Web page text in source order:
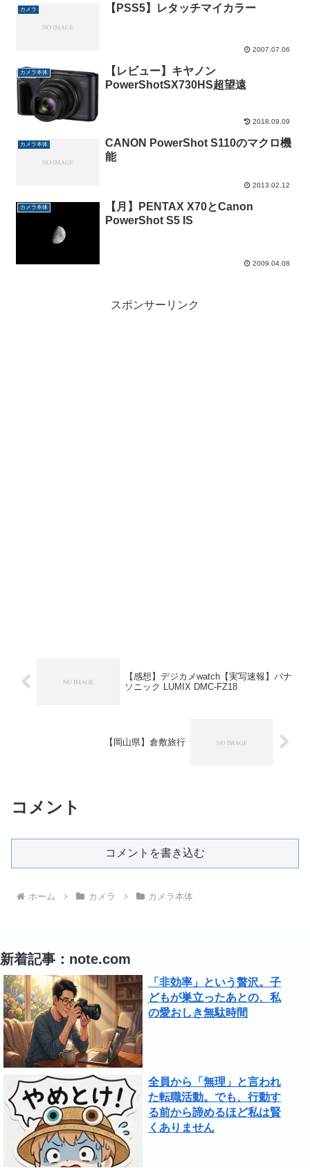
カメラ 【PSS5】レタッチマイカラー
2007.07.06
カメラ本体
【レビュー】キヤノン
PowerShotSX730HS超望遠
2018.09.09
カメラ本体
CANON PowerShot S110のマクロ機
能
2013.02.12
カメラ本体
【月】PENTAX X70とCanon
PowerShot S5 IS
2009.04.08
スポンサーリンク
【感想】デジカメwatch【実写速報】パナ
ソニック LUMIX DMC-FZ18
【岡山県】倉敷旅行
コメント
コメントを書き込む
ホーム カメラ カメラ本体
新着記事：note.com
「非効率」という贅沢。子
どもが巣立ったあとの、私
の愛おしき無駄時間
全員から「無理」と言われ
た転職活動。でも、行動す
る前から諦めるほど私は賢
くありません